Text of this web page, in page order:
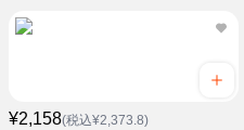
¥2,158(税込¥2,373.8)